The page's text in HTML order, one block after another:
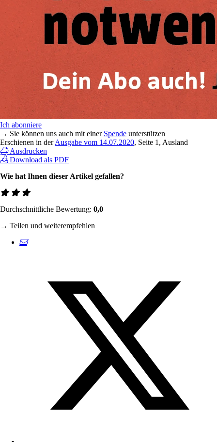
Ich abonniere
→ Sie können uns auch mit einer Spende unterstützen
Erschienen in derAusgabe vom 14.07.2020, Seite 1, Ausland
Ausdrucken
Download als PDF
Wie hat Ihnen dieser Artikel gefallen?
Durchschnittliche Bewertung: 0,0
→ Teilen und weiterempfehlen